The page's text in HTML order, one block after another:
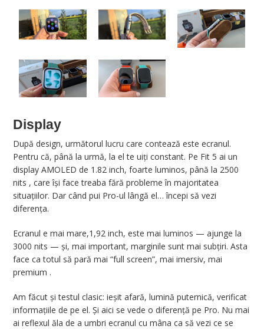
Display
După design, următorul lucru care contează este ecranul.
Pentru că, până la urmă, la el te uiți constant. Pe Fit 5 ai un
display AMOLED de 1.82 inch, foarte luminos, până la 2500
nits , care își face treaba fără probleme în majoritatea
situațiilor. Dar când pui Pro-ul lângă el… începi să vezi
diferența.
Ecranul e mai mare,1,92 inch, este mai luminos — ajunge la
3000 nits — și, mai important, marginile sunt mai subțiri. Asta
face ca totul să pară mai “full screen”, mai imersiv, mai
premium .
Am făcut și testul clasic: ieșit afară, lumină puternică, verificat
informațiile de pe el. Și aici se vede o diferență pe Pro. Nu mai
ai reflexul ăla de a umbri ecranul cu mâna ca să vezi ce se